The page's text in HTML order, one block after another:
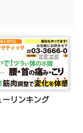
ーリンキング